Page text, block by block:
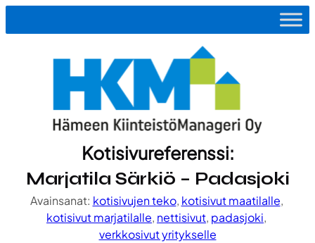
sisältöön
Kotisivureferenssi:
Marjatila Särkiö – Padasjoki
Avainsanat: kotisivujen teko, kotisivut maatilalle
kotisivut marjatilalle, nettisivut, padasjoki
verkkosivut yritykselle